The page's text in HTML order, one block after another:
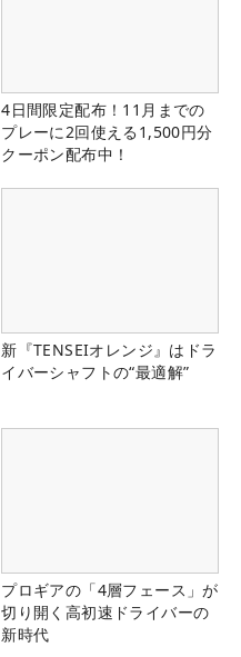
4日間限定配布！11月までの
プレーに2回使える1,500円分
クーポン配布中！
新『TENSEIオレンジ』はドラ
イバーシャフトの“最適解”
プロギアの「4層フェース」が
切り開く高初速ドライバーの
新時代